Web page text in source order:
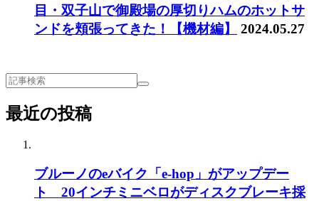
目・双子山で御殿場の厚切りハムのホットサ
ンドを頬張ってきた！【機材編】
2024.05.27
最近の投稿
ブルーノのeバイク「e-hop」がアップデー
ト 20インチミニベロがディスクブレーキ採